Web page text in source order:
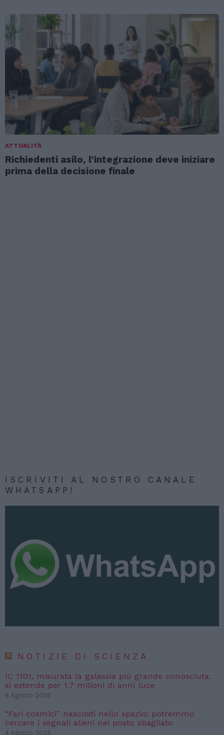
ATTUALITÀ
Richiedenti asilo, l’integrazione deve iniziare
prima della decisione finale
ISCRIVITI AL NOSTRO CANALE
WHATSAPP!
NOTIZIE DI SCIENZA
IC 1101, misurata la galassia più grande conosciuta:
si estende per 1,7 milioni di anni luce
6 Agosto 2026
“Fari cosmici” nascosti nello spazio: potremmo
cercare i segnali alieni nel posto sbagliato
4 Agosto 2026